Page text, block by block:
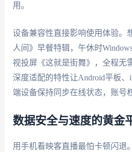
用。
设备兼容性直接影响使用体验。
人间》早餐特辑，午休时
视投屏《这就是街舞》，全程无
深度适配的特性让Android平板、
端设备保持同步在线状态，账号
数据安全与速度的黄金
用手机看映客直播最怕卡顿闪退